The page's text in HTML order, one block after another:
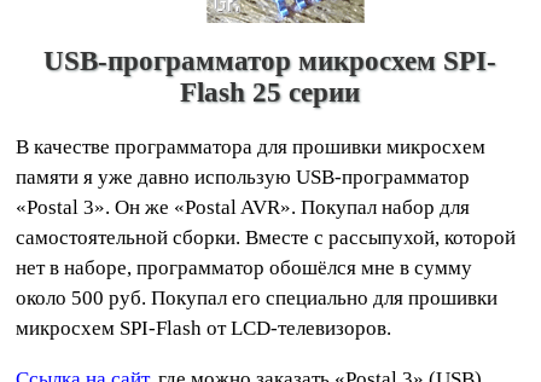
USB-программатор микросхем SPI-
Flash 25 серии
В качестве программатора для прошивки микросхем
памяти я уже давно использую USB-программатор
«Postal 3». Он же «Postal AVR». Покупал набор для
самостоятельной сборки. Вместе с рассыпухой, которой
нет в наборе, программатор обошёлся мне в сумму
около 500 руб. Покупал его специально для прошивки
микросхем SPI-Flash от LCD-телевизоров.